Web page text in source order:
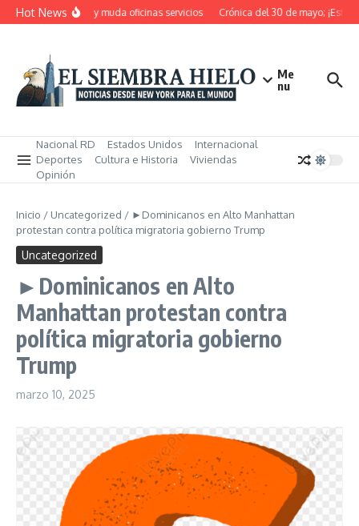
Saltar al contenido
Hot News
pensiona, cierra y muda oficinas servicios Crónica del 30 de mayo;
Me
nu
Nacional RD Estados Unidos
Internacional
Deportes
Cultura e Historia
Viviendas
Opinión
Inicio / Uncategorized / ►Dominicanos en Alto Manhattan
protestan contra política migratoria gobierno Trump
Uncategorized
►Dominicanos en Alto
Manhattan protestan contra
política migratoria gobierno
Trump
marzo 10, 2025